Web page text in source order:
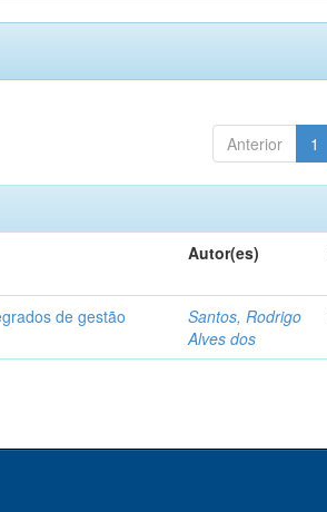
Anterior 1
Autor(es)
de gestão
Santos, Rodrigo
Alves dos